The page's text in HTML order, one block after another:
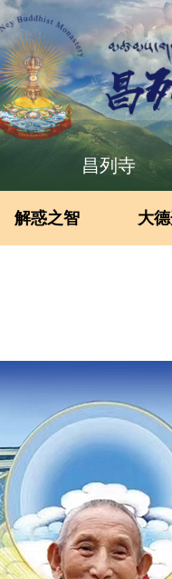
昌列寺
解惑之智 大